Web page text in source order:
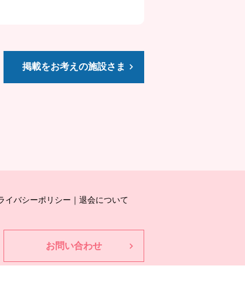
掲載をお考えの施設さま
イバシーポリシー 退会について
お問い合わせ